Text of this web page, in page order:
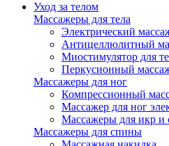
Уход за телом
Массажеры для тела
Электрический
Антицеллюлитный
Миостимулятор для
Перкусионный
Массажеры для ног
Компрессионный
Массажер для ног
Массажеры для икр и
Массажеры для спины